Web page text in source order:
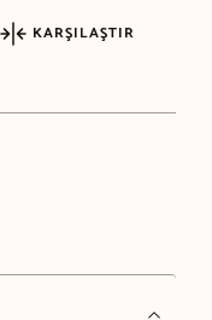
KARŞILAŞTIR